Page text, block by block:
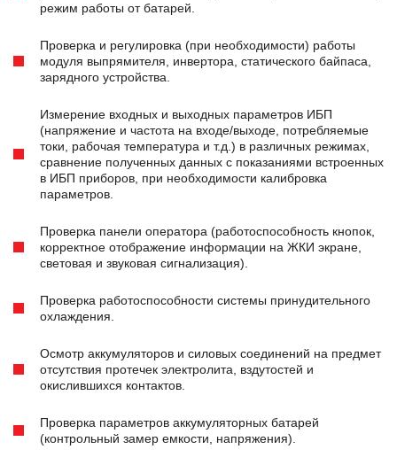
режим работы от батарей.
Проверка и регулировка (при необходимости) работы
модуля выпрямителя, инвертора, статического байпаса,
зарядного устройства.
Измерение входных и выходных параметров ИБП
(напряжение и частота на входе/выходе, потребляемые
токи, рабочая температура и т.д.) в различных режимах,
сравнение полученных данных с показаниями встроенных
в ИБП приборов, при необходимости калибровка
параметров.
Проверка панели оператора (работоспособность кнопок,
корректное отображение информации на ЖКИ экране,
световая и звуковая сигнализация).
Проверка работоспособности системы принудительного
охлаждения.
Осмотр аккумуляторов и силовых соединений на предмет
отсутствия протечек электролита, вздутостей и
окислившихся контактов.
Проверка параметров аккумуляторных батарей
(контрольный замер емкости, напряжения).